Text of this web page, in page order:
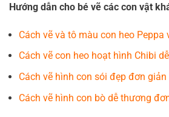
Hướng dẫn cho bé vẽ các con vật
Cách vẽ và tô màu con heo Peppa
Cách vẽ con heo hoạt hình Chibi
Cách vẽ hình con sói đẹp đơn giản
Cách vẽ hình con bò dễ thương